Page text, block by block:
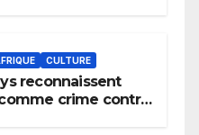
CULTURE
reconnaissent
crime contre